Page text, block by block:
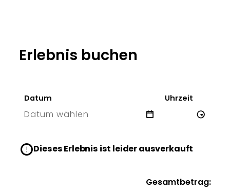
Erlebnis buchen
Datum
Datum wählen
Uhrzeit
Dieses Erlebnis ist leider ausverkauft
Gesamtbetrag: